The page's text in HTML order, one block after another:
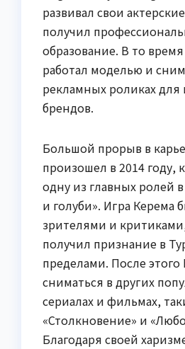
развивал свои
получил
образование. В то
работал моделью и
рекламных роликах для
брендов.
Большой прорыв в
произошел в 2014 году,
одну из главных ролей
и голуби». Игра Керема
зрителями и
получил признание в
пределами. После этого
сниматься в других
сериалах и фильмах,
«Столкновение» и
Благодаря своей